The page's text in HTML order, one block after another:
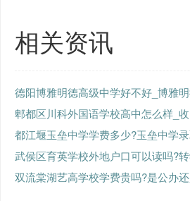
相关资讯
德阳博雅明德高级中学好不好_博雅
郫都区川科外国语学校高中怎么样_
都江堰玉垒中学学费多少?玉垒中学
武侯区育英学校外地户口可以读吗?
双流棠湖艺高学校学费贵吗?是公办